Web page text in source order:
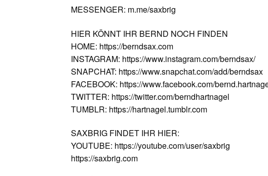
MESSENGER: m.me/saxbrig
HIER KÖNNT IHR BERND NOCH FINDEN
HOME: https://berndsax.com
INSTAGRAM: https://www.instagram.com/berndsax/
SNAPCHAT: https://www.snapchat.com/add/berndsax
FACEBOOK: https://www.facebook.com/
TWITTER: https://twitter.com/berndhartnagel
TUMBLR: https://hartnagel.tumblr.com
SAXBRIG FINDET IHR HIER:
YOUTUBE: https://youtube.com/user/saxbrig
https://saxbrig.com